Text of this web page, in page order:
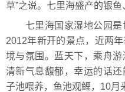
草”之说。七里海盛产的银
七里海国家湿地公园是
2012年新开的景点，近两
境与氛围。蓝天下，乘舟
清新气息馥郁，幸运的话
子池喂养，鱼池观鲤，10月